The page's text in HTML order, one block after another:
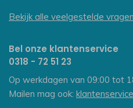
Bekijk alle veelgestelde vragen
Bel onze klantenservice
0318 - 72 51 23
Op werkdagen van 09:00 tot
Mailen mag ook: